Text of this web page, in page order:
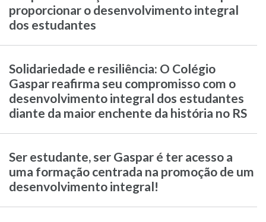
proporcionar o desenvolvimento integral
dos estudantes
Solidariedade e resiliência: O Colégio
Gaspar reafirma seu compromisso com o
desenvolvimento integral dos estudantes
diante da maior enchente da história no RS
Ser estudante, ser Gaspar é ter acesso a
uma formação centrada na promoção de um
desenvolvimento integral!